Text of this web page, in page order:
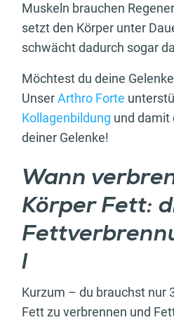
Muskeln brauchen
setzt den Körper unter
schwächt dadurch sogar
Möchtest du deine
UnserArthro Forte
Kollagenbildung und damit
deiner Gelenke!
Wann
Körper Fett:
l
Kurzum – du brauchst nur
Fett zu verbrennen und